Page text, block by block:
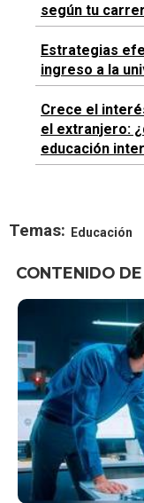
según tu
Estrategias
ingreso a la
Crece el
el extranjero:
educación
Temas: Educación
CONTENIDO